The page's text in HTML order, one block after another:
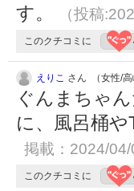
す。
（投稿
このクチコミに
えりこ さん （女性/高
ぐんまちゃ
に、風呂桶
掲載：2024/04/
このクチコミに